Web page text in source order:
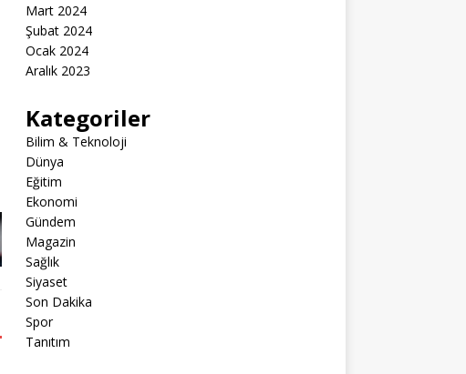
Mart 2024
Şubat 2024
Ocak 2024
Aralık 2023
Kategoriler
Bilim & Teknoloji
Dünya
Eğitim
Ekonomi
Gündem
Magazin
Sağlık
Siyaset
Son Dakika
Spor
Tanıtım